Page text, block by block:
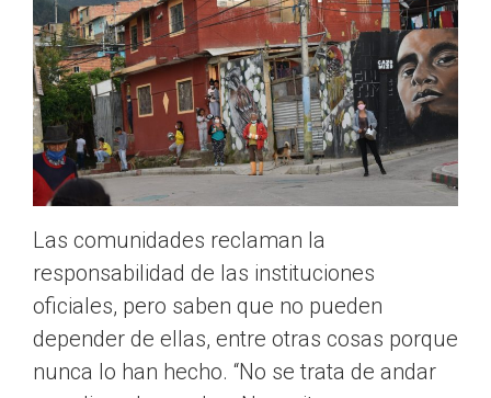
Las comunidades reclaman la
responsabilidad de las instituciones
oficiales, pero saben que no pueden
depender de ellas, entre otras cosas porque
nunca lo han hecho. “No se trata de andar